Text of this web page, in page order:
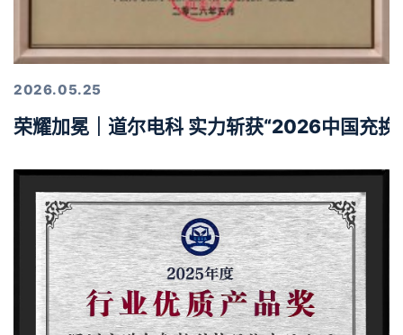
2026.05.25
荣耀加冕｜道尔电科 实力斩获“2026中国充换